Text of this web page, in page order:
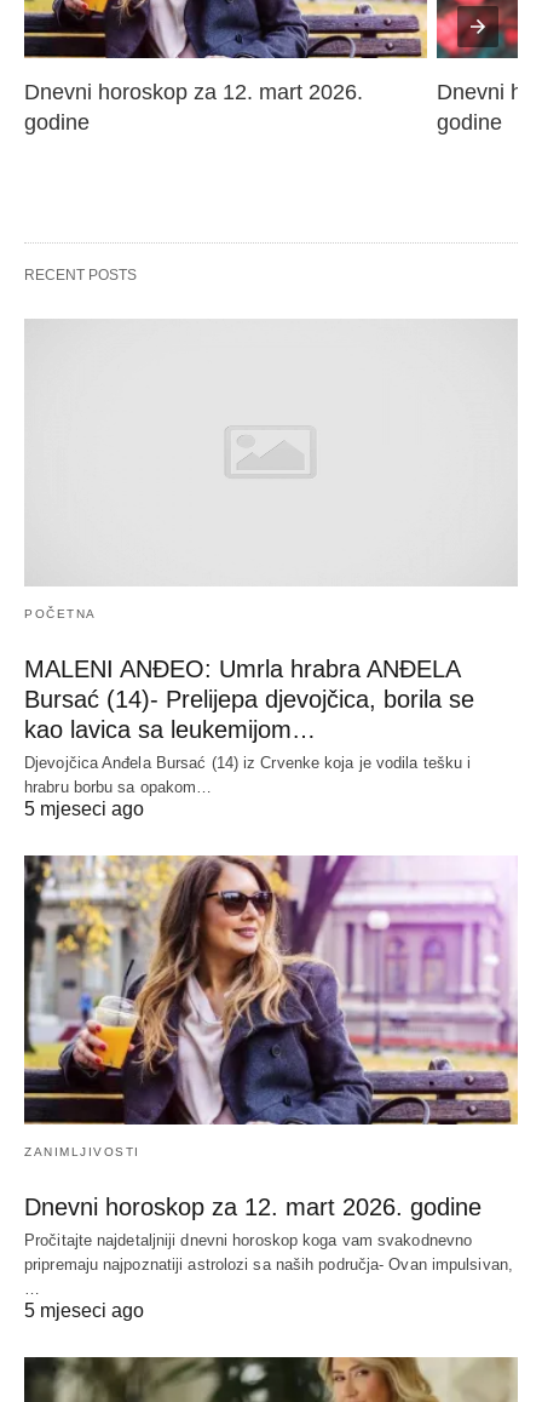
Dnevni horoskop za 12. mart 2026.
godine
Dnevni
godine
RECENT POSTS
POČETNA
MALENI ANĐEO: Umrla hrabra ANĐELA
Bursać (14)- Prelijepa djevojčica, borila se
kao lavica sa leukemijom…
Djevojčica Anđela Bursać (14) iz Crvenke koja je vodila tešku i
hrabru borbu sa opakom…
5 mjeseci ago
ZANIMLJIVOSTI
Dnevni horoskop za 12. mart 2026. godine
Pročitajte najdetaljniji dnevni horoskop koga vam svakodnevno
pripremaju najpoznatiji astrolozi sa naših područja- Ovan impulsivan,
…
5 mjeseci ago